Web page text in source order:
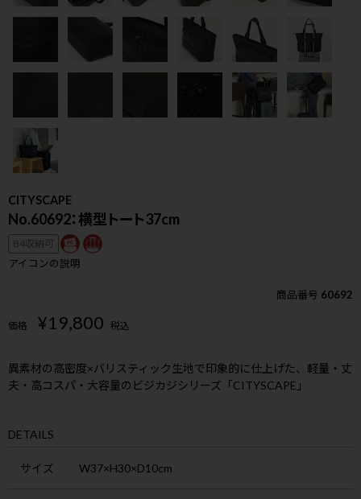
CITYSCAPE
No.60692：横型トート37cm
B4収納可
アイコンの説明
商品番号 60692
価格 ¥19,800 税込
異素材の高密度×バリスティック生地で印象的に仕上げた、軽量・丈
夫・高コスパ・大容量のビジカジシリーズ「CITYSCAPE」
DETAILS
サイズ W37×H30×D10cm